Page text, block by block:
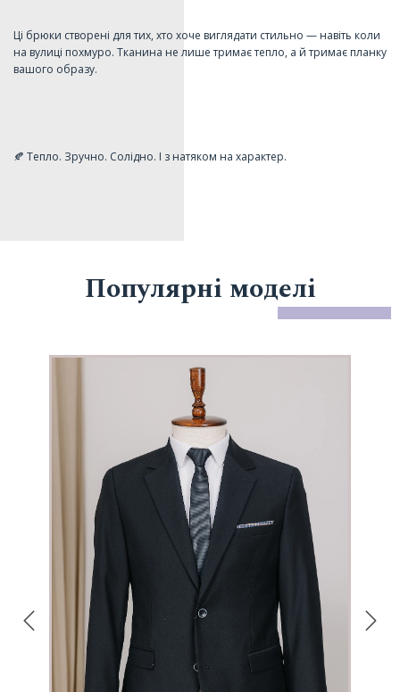
Ці брюки створені для тих, хто хоче виглядати стильно — навіть коли
на вулиці похмуро. Тканина не лише тримає тепло, а й тримає планку
вашого образу.
🍂 Тепло. Зручно. Солідно. І з натяком на характер.
Популярні моделі